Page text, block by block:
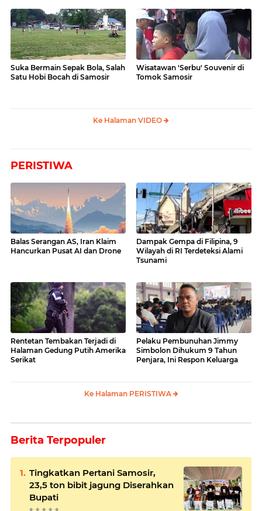
Suka Bermain Sepak Bola, Salah
Satu Hobi Bocah di Samosir
Wisatawan 'Serbu' Souvenir di
Tomok Samosir
Ke Halaman VIDEO
PERISTIWA
Balas Serangan AS, Iran Klaim
Hancurkan Pusat AI dan Drone
Dampak Gempa di Filipina, 9
Wilayah di RI Terdeteksi Alami
Tsunami
Rentetan Tembakan Terjadi di
Halaman Gedung Putih Amerika
Serikat
Pelaku Pembunuhan Jimmy
Simbolon Dihukum 9 Tahun
Penjara, Ini Respon Keluarga
Ke Halaman PERISTIWA
Berita Terpopuler
Tingkatkan Pertani Samosir,
23,5 ton bibit jagung Diserahkan
Bupati